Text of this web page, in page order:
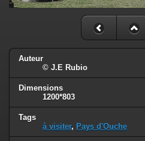
Auteur
© J.E Rubio
Dimensions
1200*803
Tags
à visiter, Pays d'Ouche